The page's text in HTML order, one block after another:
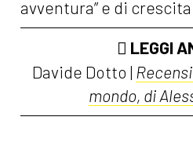
avventura” e di
LEGGI
Davide Dotto |
mondo, di